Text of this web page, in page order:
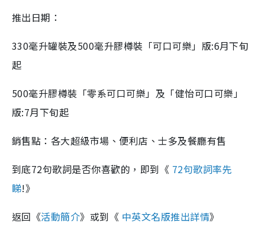
推出日期：
330毫升罐裝及500毫升膠樽裝「可口可樂」版:6月下旬
起
500毫升膠樽裝「零系可口可樂」及「健怡可口可樂」
版:7月下旬起
銷售點：各大超級市場、便利店、士多及餐廳有售
到底72句歌詞是否你喜歡的，即到《 72句歌詞率先
睇!》
返回《活動簡介》或到《 中英文名版推出詳情》